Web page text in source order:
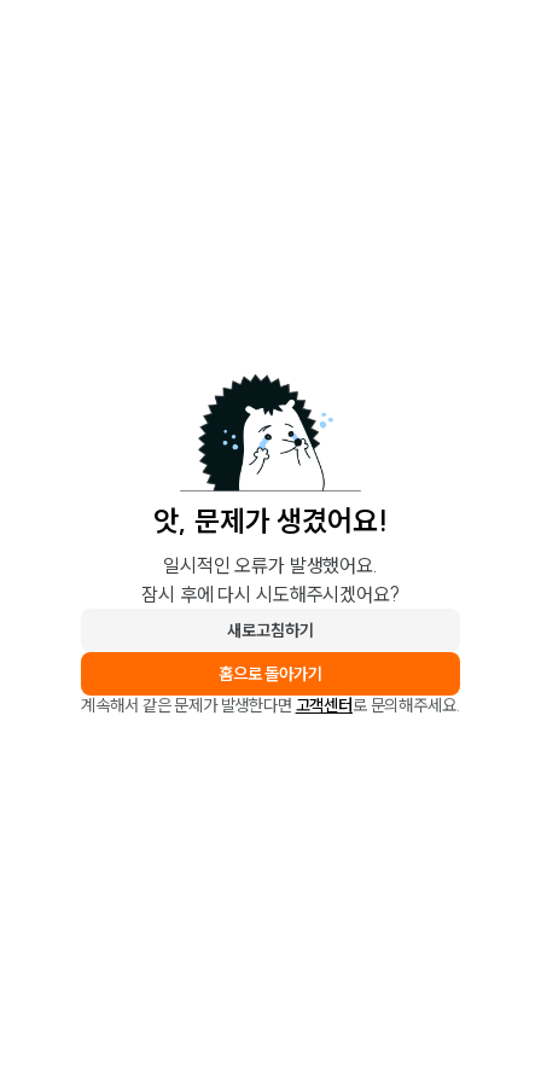
앗, 문제가 생겼어요!
일시적인 오류가 발생했어요.
잠시 후에 다시 시도해주시겠어요?
새로고침하기
홈으로 돌아가기
계속해서 같은 문제가 발생한다면 고객센터로 문의해주세요.